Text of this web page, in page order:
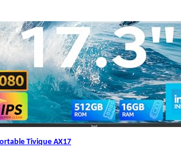
Tivique AX17